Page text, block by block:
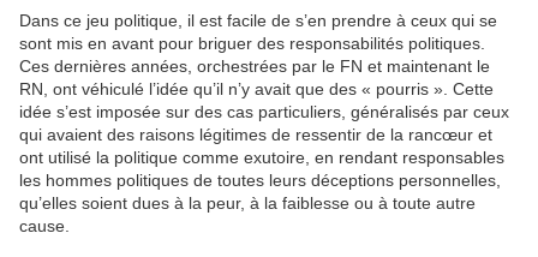
Dans ce jeu politique, il est facile de s’en prendre à ceux qui se
sont mis en avant pour briguer des responsabilités politiques.
Ces dernières années, orchestrées par le FN et maintenant le
RN, ont véhiculé l’idée qu’il n’y avait que des « pourris ». Cette
idée s’est imposée sur des cas particuliers, généralisés par ceux
qui avaient des raisons légitimes de ressentir de la rancœur et
ont utilisé la politique comme exutoire, en rendant responsables
les hommes politiques de toutes leurs déceptions personnelles,
qu’elles soient dues à la peur, à la faiblesse ou à toute autre
cause.